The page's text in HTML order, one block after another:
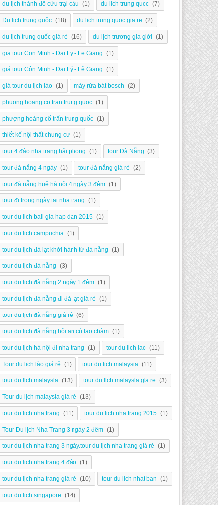
du lịch thành đô cửu trại câu (1) du lich trung quoc (7)
Du lịch trung quốc (18) du lich trung quoc gia re (2)
du lịch trung quốc giá rẻ (16) du lịch trương gia giới (1)
gia tour Con Minh - Dai Ly - Le Giang (1)
giá tour Côn Minh - Đại Lý - Lệ Giang (1)
giá tour du lịch lào (1) máy rửa bát bosch (2)
phuong hoang co tran trung quoc (1)
phượng hoàng cổ trấn trung quốc (1)
thiết kế nội thất chung cư (1)
tour 4 đảo nha trang hải phong (1) tour Đà Nẵng (3)
tour đà nẵng 4 ngày (1) tour đà nẵng giá rẻ (2)
tour đà nẵng huế hà nội 4 ngày 3 đêm (1)
tour đi trong ngày tại nha trang (1)
tour du lich bali gia hap dan 2015 (1)
tour du lịch campuchia (1)
tour du lịch đà lạt khởi hành từ đà nẵng (1)
tour du lịch đà nẵng (3)
tour du lịch đà nẵng 2 ngày 1 đêm (1)
tour du lịch đà nẵng đi đà lạt giá rẻ (1)
tour du lịch đà nẵng giá rẻ (6)
tour du lịch đà nẵng hội an cù lao chàm (1)
tour du lịch hà nội đi nha trang (1) tour du lich lao (11)
Tour du lịch lào giá rẻ (1) tour du lich malaysia (11)
tour du lịch malaysia (13) tour du lich malaysia gia re (3)
Tour du lịch malaysia giá rẻ (13)
tour du lịch nha trang (11) tour du lịch nha trang 2015 (1)
Tour Du lịch Nha Trang 3 ngày 2 đêm (1)
tour du lịch nha trang 3 ngày.tour du lịch nha trang giá rẻ (1)
tour du lich nha trang 4 đảo (1)
tour du lịch nha trang giá rẻ (10) tour du lich nhat ban (1)
tour du lich singapore (14)